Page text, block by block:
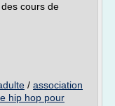
cours de
/ association
hip hop pour